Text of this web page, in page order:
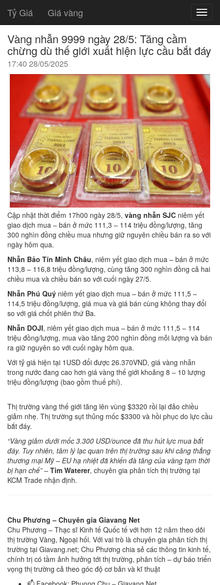
Tỷ Giá Giá vàng
Vàng nhẫn 9999 ngày 28/5: Tăng cầm
chừng dù thế giới xuất hiện lực cầu bắt đáy
17:40 28/05/2025
Cập nhật thời điểm 17h00 ngày 28/5, vàng nhẫn SJC niêm yết
giao dịch mua – bán ở mức 111,3 – 114 triệu đồng/lượng, tăng
300 nghìn đồng chiều mua nhưng giữ nguyên chiều bán ra so với
ngày hôm qua.
Nhẫn Bảo Tín Minh Châu, niêm yết giao dịch mua – bán ở mức
113,8 – 116,8 triệu đồng/lượng, cùng tăng 300 nghìn đồng cả hai
chiều mua và chiều bán so với cuối ngày 27/5.
Nhẫn Phú Quý niêm yết giao dịch mua – bán ở mức 111,5 –
114,5 triệu đồng/lượng, giá mua và giá bán cùng không thay đổi
so với giá chốt phiên thứ Ba.
Nhẫn DOJI, niêm yết giao dịch mua – bán ở mức 111,5 – 114
triệu đồng/lượng, mua vào tăng 200 nghìn đồng mỗi lượng và bán
ra giữ nguyên so với cuối ngày hôm qua.
Với tỷ giá hiện tại 1USD đổi được 26.370VND, giá vàng nhẫn
trong nước đang cao hơn giá vàng thế giới khoảng 8 – 10 lượng
triệu đồng/lượng (bao gồm thuế phí).
Thị trường vàng thế giới tăng lên vùng $3320 rồi lại đảo chiều
giảm nhẹ. Thị trường sụt thủng mốc $3300 và hồi phục do lực cầu
bắt đáy.
“Vàng giảm dưới mốc 3.300 USD/ounce đã thu hút lực mua bắt
đáy. Tuy nhiên, tâm lý lạc quan trên thị trường sau khi căng thẳng
thương mại Mỹ – EU hạ nhiệt đã khiến đà tăng của vàng tạm thời
bị hạn chế”– Tim Waterer, chuyên gia phân tích thị trường tại
KCM Trade nhận định.
Chu Phương – Chuyên gia Giavang Net
Chu Phương – Thạc sĩ Kinh tế Quốc tế với hơn 12 năm theo dõi
thị trường Vàng, Ngoại hối. Với vai trò là chuyên gia phân tích thị
trường tại Giavang.net; Chu Phương chia sẻ các thông tin kinh tế,
chính trị có tầm ảnh hưởng tới thị trường, phân tích – dự báo triển
vọng thị trường cả theo góc độ cơ bản và kĩ thuật